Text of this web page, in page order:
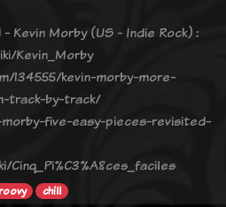
Kevin Morby (US - Indie Rock) :
Kevin_Morby
134555/kevin-morby-more-
track-by-track/
five-easy-pieces-revisited-
chill